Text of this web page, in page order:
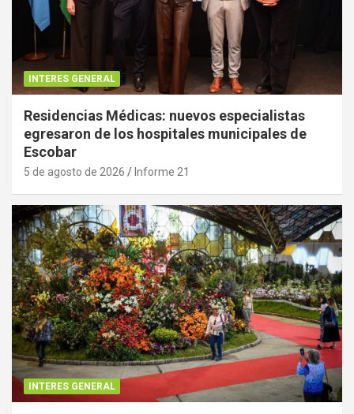
INTERES GENERAL
Residencias Médicas: nuevos especialistas
egresaron de los hospitales municipales de
Escobar
5 de agosto de 2026 Informe 21
INTERES GENERAL